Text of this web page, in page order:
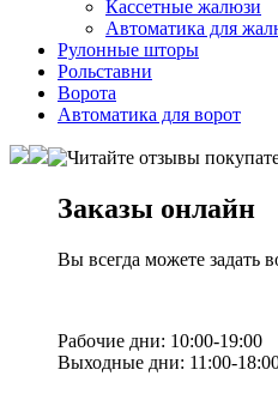
Кассетные жалюзи
Автоматика для
Рулонные шторы
Рольставни
Ворота
Автоматика для ворот
Заказы онлайн
Вы всегда можете задать
Рабочие дни: 10:00-19:00
Выходные дни: 11:00-